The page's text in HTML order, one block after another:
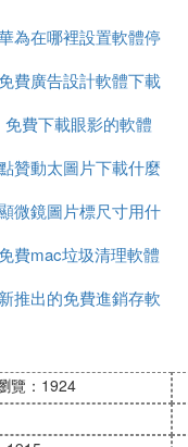
為在哪裡設置軟體停
止運行
費廣告設計軟體下載
免費下載眼影的軟體
贊動太圖片下載什麼
軟體
微鏡圖片標尺寸用什
麼軟體
費mac垃圾清理軟體
新推出的免費進銷存軟
覽：1924